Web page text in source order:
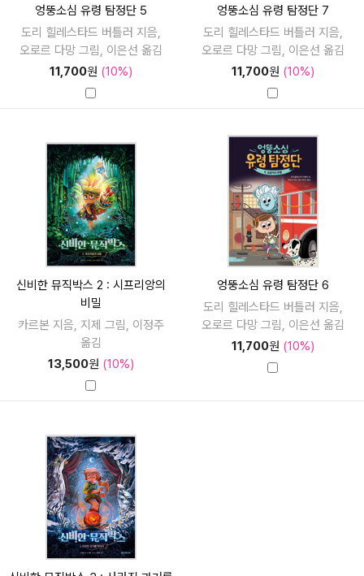
엉뚱소심 유령 탐정단 5
도리 힐레스타드 버틀러 지음,
오로르 다망 그림, 이은선 옮김
11,700원 (10%)
엉뚱소심 유령 탐정단 7
도리 힐레스타드 버틀러 지음,
오로르 다망 그림, 이은선 옮김
11,700원 (10%)
신비한 뮤직박스 2 : 시프리앙의
비밀
카르본 지음, 지제 그림, 이정주
옮김
13,500원 (10%)
엉뚱소심 유령 탐정단 6
도리 힐레스타드 버틀러 지음,
오로르 다망 그림, 이은선 옮김
11,700원 (10%)